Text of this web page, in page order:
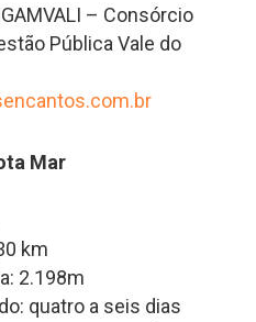
– Consórcio
Pública Vale do
Mar
km
2.198m
quatro a seis dias